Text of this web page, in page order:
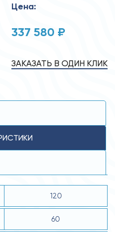
Цена:
337 580 ₽
ЗАКАЗАТЬ В ОДИН КЛИК
120
60